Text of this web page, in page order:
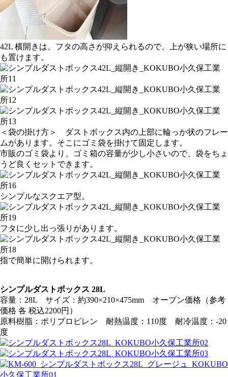
42L 横開きは、フタの高さが抑えられるので、上が狭い場所に
も置けます。
＜袋の掛け方＞ ダストボックス内の上部に輪っか状のフレー
ムがあります。そこにゴミ袋を掛けて固定します。
市販のゴミ袋より、ゴミ箱の容量が少し小さいので、袋をちょ
うど良くセットできます。
シンプルなスクエア型。
フタに少し出っ張りがあります。
指で簡単に開けられます。
シンプルダストボックス 28L
容量：28L サイズ：約390×210×475mm オープン価格（参考
価格 各 税込2200円）
原料樹脂：ポリプロピレン 耐熱温度：110度 耐冷温度：-20
度